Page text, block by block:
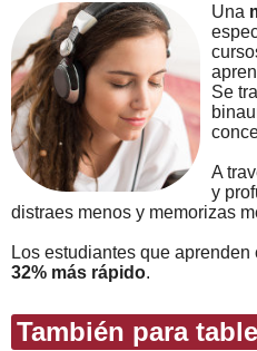
Una
Se
A
y
distraes menos y memorizas
Los estudiantes que
32% más rápido.
También para